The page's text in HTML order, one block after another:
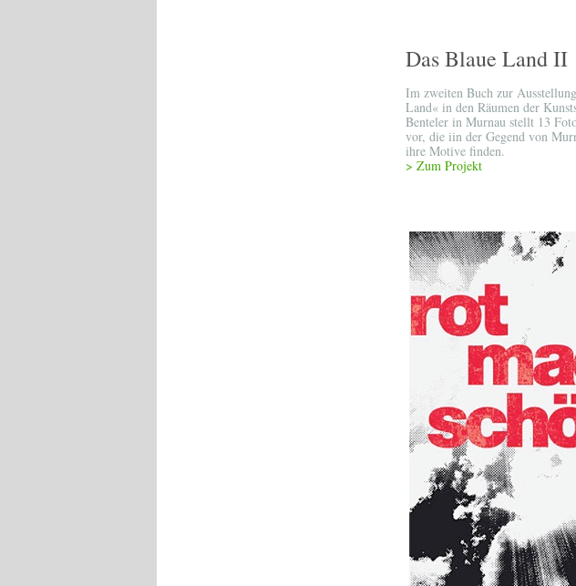
Das Blaue Land II
Im zweiten Buch zur
Land« in den Räumen der
Benteler in Murnau stellt 13
vor, die iin der Gegend von
ihre Motive finden.
> Zum Projekt